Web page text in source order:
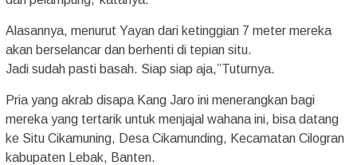
Alasannya, menurut Yayan dari ketinggian 7 meter mereka
akan berselancar dan berhenti di tepian situ.
Jadi sudah pasti basah. Siap siap aja,”Tuturnya.
Pria yang akrab disapa Kang Jaro ini menerangkan bagi
mereka yang tertarik untuk menjajal wahana ini, bisa datang
ke Situ Cikamuning, Desa Cikamunding, Kecamatan Cilogran
kabupaten Lebak, Banten.